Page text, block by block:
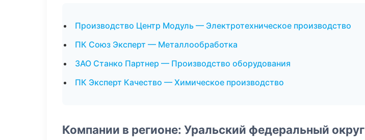
Производство Центр Модуль — Электротехническое производство
ПК Союз Эксперт — Металлообработка
ЗАО Станко Партнер — Производство оборудования
ПК Эксперт Качество — Химическое производство
Компании в регионе: Уральский федеральный округ